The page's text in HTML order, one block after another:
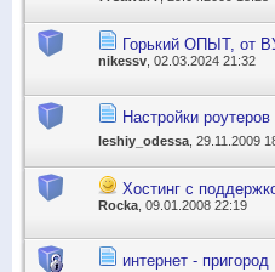
Горький ОПЫТ, от
nikessv , 02.03.2024 21:32
Настройки
leshiy_odessa , 29.11.2009
Хостинг с
Rocka , 09.01.2008 22:19
интернет - пригород